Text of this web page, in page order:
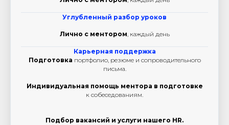
Углубленный разбор уроков
Лично с ментором, каждый день
Карьерная поддержка
Подготовка портфолио, резюме и сопроводительного
письма.
Индивидуальная помощь ментора в подготовке
к собеседованиям.
Подбор вакансий и услуги нашего HR.